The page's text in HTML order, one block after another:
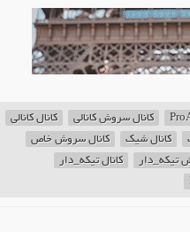
کانال سروش کانالی
کانال کانالی
کانال شیک
کانال سروش خاص
تیکه_دار
کانال تیکه_دار